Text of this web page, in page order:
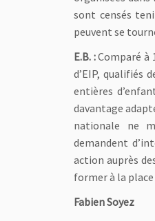
sont censés
peuvent se
E.B. :Comparé à
d’EIP, qualifiés
entières
davantage
nationale ne
demandent
action auprès
former à la
Fabien Soyez